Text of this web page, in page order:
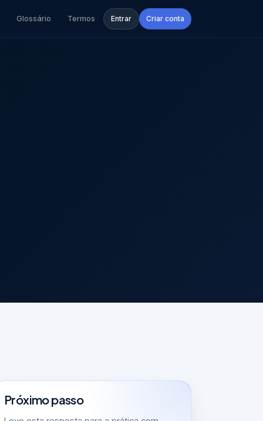
Glossário Termos Entrar Criar conta
Próximo passo